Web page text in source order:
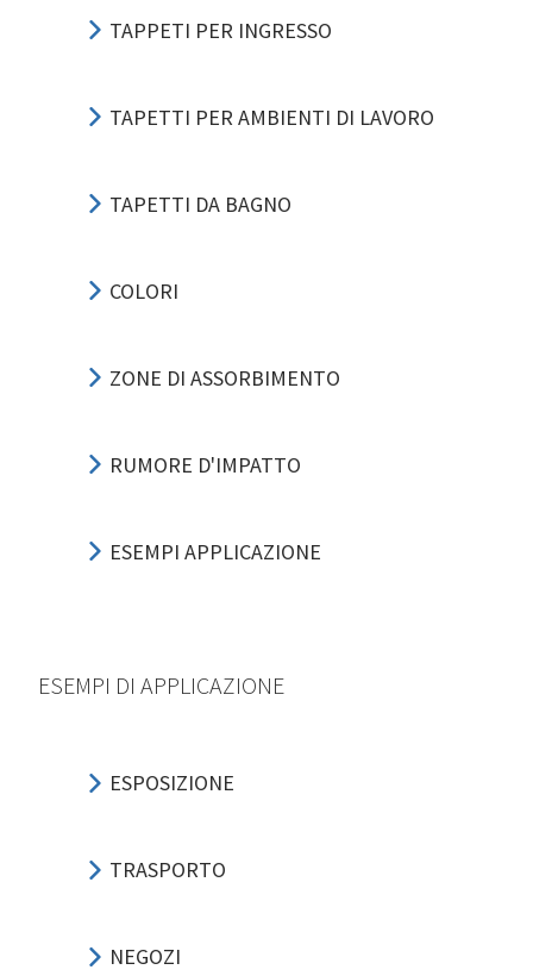
TAPPETI PER INGRESSO
TAPETTI PER AMBIENTI DI LAVORO
TAPETTI DA BAGNO
COLORI
ZONE DI ASSORBIMENTO
RUMORE D'IMPATTO
ESEMPI APPLICAZIONE
ESEMPI DI APPLICAZIONE
ESPOSIZIONE
TRASPORTO
NEGOZI